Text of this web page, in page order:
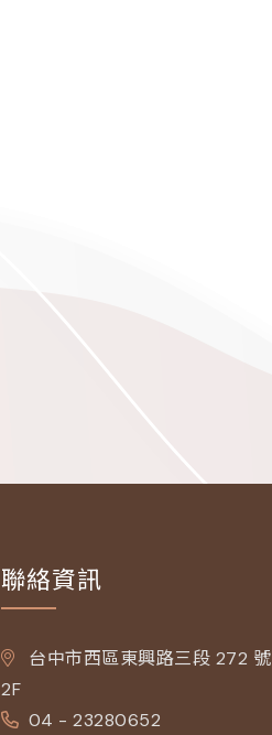
聯絡資訊
台中市西區東興路三段 272 號
2F
04 - 23280652